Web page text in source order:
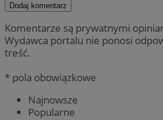
Dodaj komentarz
Komentarze są prywatnymi
Wydawca portalu nie ponosi
treść.
* pola obowiązkowe
Najnowsze
Popularne